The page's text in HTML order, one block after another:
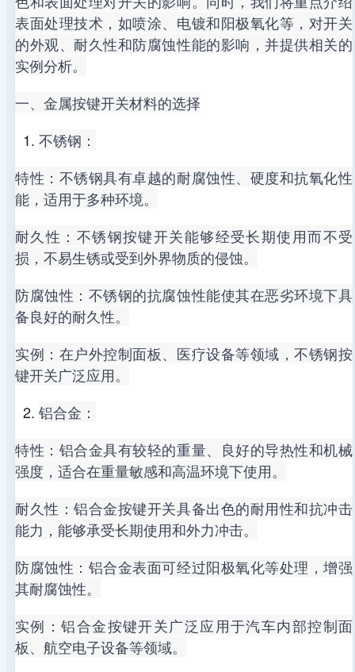
表面处理技术，如喷涂、电镀和阳极氧化等，对开关
的外观、耐久性和防腐蚀性能的影响，并提供相关的
实例分析。
一、金属按键开关材料的选择
不锈钢：
特性：不锈钢具有卓越的耐腐蚀性、硬度和抗氧化性
能，适用于多种环境。
耐久性：不锈钢按键开关能够经受长期使用而不受
损，不易生锈或受到外界物质的侵蚀。
防腐蚀性：不锈钢的抗腐蚀性能使其在恶劣环境下具
备良好的耐久性。
实例：在户外控制面板、医疗设备等领域，不锈钢按
键开关广泛应用。
铝合金：
特性：铝合金具有较轻的重量、良好的导热性和机械
强度，适合在重量敏感和高温环境下使用。
耐久性：铝合金按键开关具备出色的耐用性和抗冲击
能力，能够承受长期使用和外力冲击。
防腐蚀性：铝合金表面可经过阳极氧化等处理，增强
其耐腐蚀性。
实例：铝合金按键开关广泛应用于汽车内部控制面
板、航空电子设备等领域。